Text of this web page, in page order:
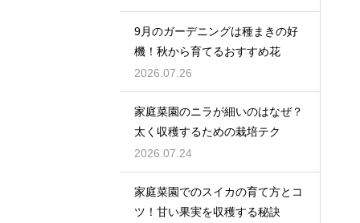
9月のガーデニングは種まきの好
機！秋から育てるおすすめ花
2026.07.26
家庭菜園のニラが細いのはなぜ？
太く収穫するための栽培テク
2026.07.24
家庭菜園でのスイカの育て方とコ
ツ！甘い果実を収穫する秘訣